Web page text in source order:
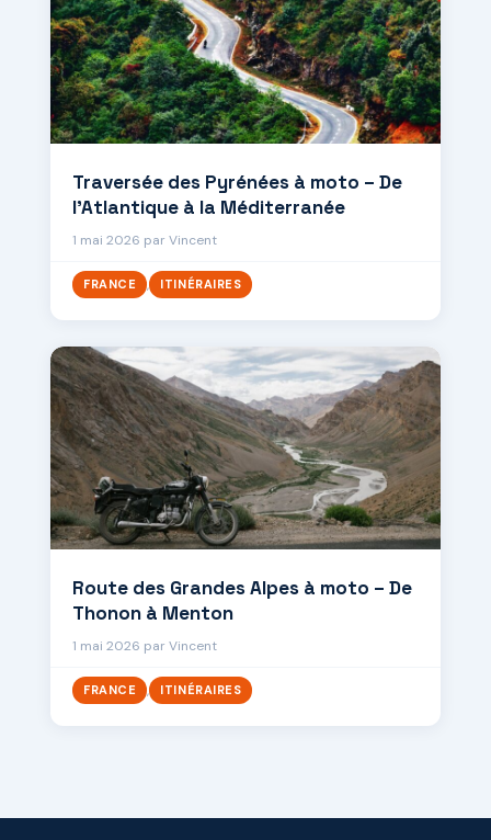
Traversée des Pyrénées à moto – De
l’Atlantique à la Méditerranée
1 mai 2026 par Vincent
FRANCE , ITINÉRAIRES
Route des Grandes Alpes à moto – De
Thonon à Menton
1 mai 2026 par Vincent
FRANCE , ITINÉRAIRES